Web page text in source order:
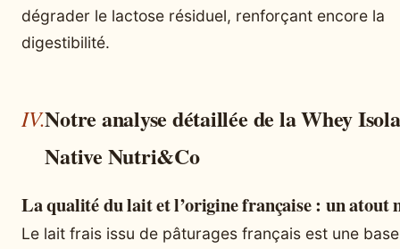
dégrader le lactose résiduel, renforçant encore la
digestibilité.
Notre analyse détaillée de la Whey
Native Nutri&Co
La qualité du lait et l’origine française : un atout
Le lait frais issu de pâturages français est une base